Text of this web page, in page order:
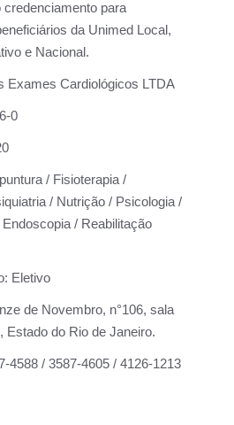
credenciamento para
da Unimed Local,
e Nacional.
Exames Cardiológicos LTDA
0
/ Fisioterapia /
/ Nutrição / Psicologia /
/ Reabilitação
Eletivo
de Novembro, n°106, sala
Estado do Rio de Janeiro.
4588 / 3587-4605 / 4126-1213